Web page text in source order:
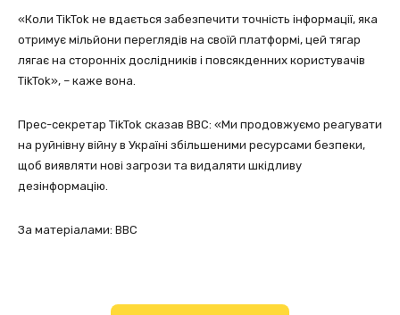
«Коли TikTok не вдається забезпечити точність інформації, яка
отримує мільйони переглядів на своїй платформі, цей тягар
лягає на сторонніх дослідників і повсякденних користувачів
TikTok», – каже вона.
Прес-секретар TikTok сказав BBC: «Ми продовжуємо реагувати
на руйнівну війну в Україні збільшеними ресурсами безпеки,
щоб виявляти нові загрози та видаляти шкідливу
дезінформацію.
За матеріалами: BBC